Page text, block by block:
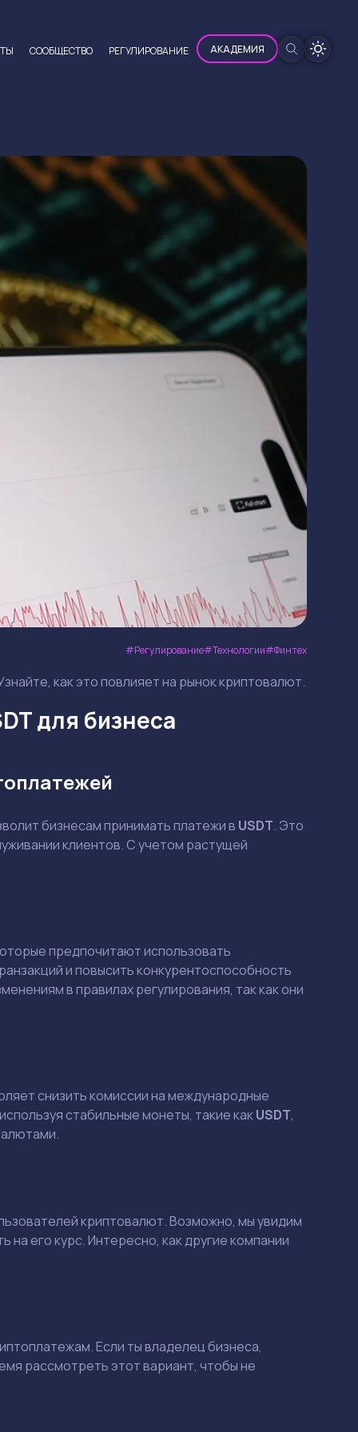
CООБЩЕСТВО РЕГУЛИРОВАНИЕ АКАДЕМИЯ
Регулирование Технологии Финтех
как это повлияет на рынок криптовалют.
для бизнеса
бизнесам принимать платежи в USDT. Это
клиентов. С учетом растущей
предпочитают использовать
и повысить конкурентоспособность
в правилах регулирования, так как они
снизить комиссии на международные
стабильные монеты, такие какUSDT,
криптовалют. Возможно, мы увидим
на его курс. Интересно, как другие компании
Если ты владелец бизнеса,
рассмотреть этот вариант, чтобы не